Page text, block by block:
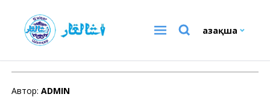
Қазақша
Автор: ADMIN